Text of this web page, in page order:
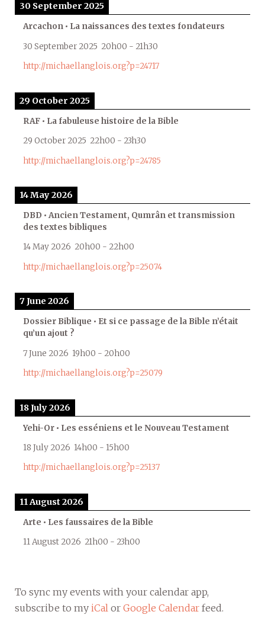
30 September 2025
Arcachon • La naissances des textes fondateurs
30 September 2025 20h00 - 21h30
http://michaellanglois.org?p=24717
29 October 2025
RAF • La fabuleuse histoire de la Bible
29 October 2025 22h00 - 23h30
http://michaellanglois.org?p=24785
14 May 2026
DBD • Ancien Testament, Qumrân et transmission
des textes bibliques
14 May 2026 20h00 - 22h00
http://michaellanglois.org?p=25074
7 June 2026
Dossier Biblique • Et si ce passage de la Bible n’était
qu’un ajout ?
7 June 2026 19h00 - 20h00
http://michaellanglois.org?p=25079
18 July 2026
Yehi-Or • Les esséniens et le Nouveau Testament
18 July 2026 14h00 - 15h00
http://michaellanglois.org?p=25137
11 August 2026
Arte • Les faussaires de la Bible
11 August 2026 21h00 - 23h00
To sync my events with your calendar app,
subscribe to my iCal or Google Calendar feed.